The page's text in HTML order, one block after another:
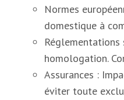
Normes
domestique à
homologation.
Assurances :
éviter toute